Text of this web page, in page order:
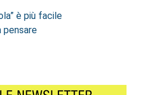
è più facile
pensare